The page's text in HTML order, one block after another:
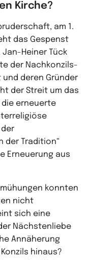
Kirche?
am 1.
das Gespenst
Jan-Heiner Tück
der Nachkonzils-
deren Gründer
der Streit um das
die erneuerte
der Tradition“
Erneuerung aus
konnten
nicht
sich eine
Nächstenliebe
Annäherung
hinaus?